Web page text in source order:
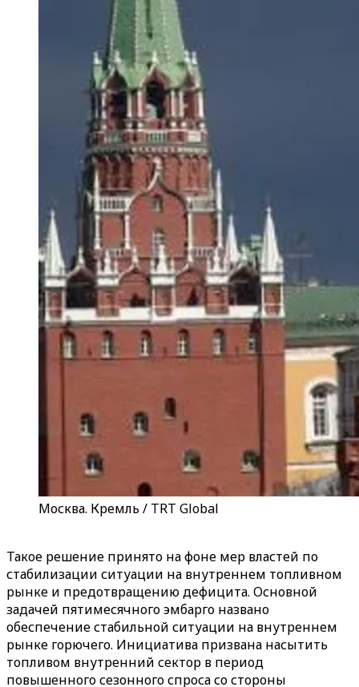
Москва. Кремль / TRT Global
Такое решение принято на фоне мер властей по
стабилизации ситуации на внутреннем топливном
рынке и предотвращению дефицита. Основной
задачей пятимесячного эмбарго названо
обеспечение стабильной ситуации на внутреннем
рынке горючего. Инициатива призвана насытить
топливом внутренний сектор в период
повышенного сезонного спроса со стороны